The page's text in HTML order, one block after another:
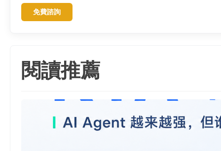
免費諮詢
閱讀推薦